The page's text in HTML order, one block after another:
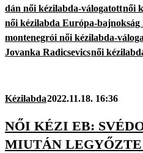
dán női kézilabda-válogatottnői
női kézilabda Európa-bajnokság
montenegrói női kézilabda-
Jovanka Radicsevicsnői
Kézilabda2022.11.18. 16:36
NŐI KÉZI EB:
MIUTÁN